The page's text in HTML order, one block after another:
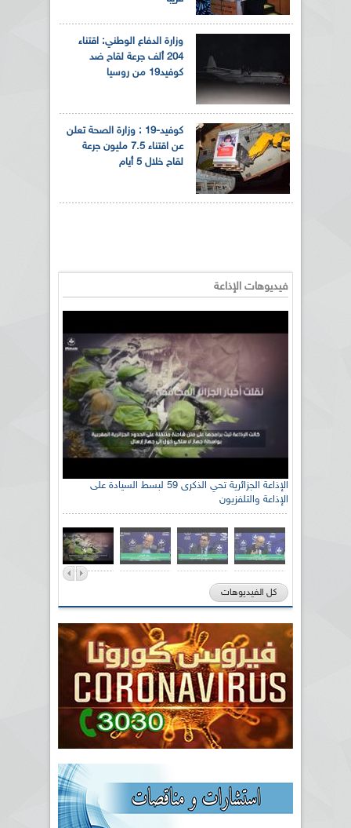
وزارة الدفاع الوطني: اقتناء
204 ألف جرعة لقاح ضد
كوفيد19 من روسيا
كوفيد-19 : وزارة الصحة تعلن
عن اقتناء 7.5 مليون جرعة
لقاح خلال 5 أيام
فيديوهات الإذاعة
الإذاعة الجزائرية تحي الذكرى 59 لبسط السيادة على
الإذاعة والتلفزيون
كل الفيديوهات